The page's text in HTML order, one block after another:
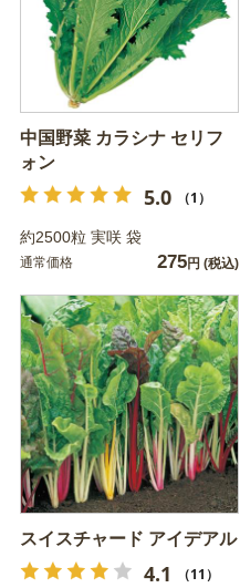
中国野菜 カラシナ セリフ
ォン
5.0 （1）
約2500粒 実咲 袋
通常価格 275円 (税込)
スイスチャード アイデアル
4.1 （11）